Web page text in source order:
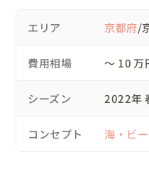
大丈夫。
っていきましょう！
▷撮影当日の流れ
古墳群〜海辺〜立岩周辺
エリア 京都府/
費用相場 〜 10 万
シーズン 2022年
コンセプト 海・ビ